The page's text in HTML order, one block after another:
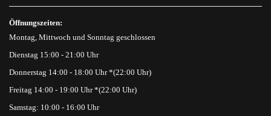
Öffnungszeiten:
Montag, Mittwoch und Sonntag geschlossen
Dienstag 15:00 - 21:00 Uhr
Donnerstag 14:00 - 18:00 Uhr *(22:00 Uhr)
Freitag 14:00 - 19:00 Uhr *(22:00 Uhr)
Samstag: 10:00 - 16:00 Uhr